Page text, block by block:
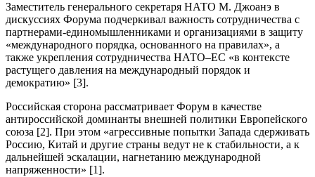
Заместитель генерального секретаря НАТО М. Джоанэ в
дискуссиях Форума подчеркивал важность сотрудничества с
партнерами-единомышленниками и организациями в защиту
«международного порядка, основанного на правилах», а
также укрепления сотрудничества НАТО–ЕС «в контексте
растущего давления на международный порядок и
демократию» [3].
Российская сторона рассматривает Форум в качестве
антироссийской доминанты внешней политики Европейского
союза [2]. При этом «агрессивные попытки Запада сдерживать
Россию, Китай и другие страны ведут не к стабильности, а к
дальнейшей эскалации, нагнетанию международной
напряженности» [1].